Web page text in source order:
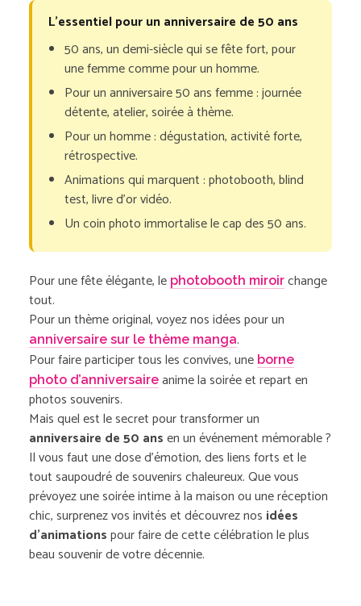
L’essentiel pour un anniversaire de 50 ans
50 ans, un demi-siècle qui se fête fort, pour
une femme comme pour un homme.
Pour un anniversaire 50 ans femme : journée
détente, atelier, soirée à thème.
Pour un homme : dégustation, activité forte,
rétrospective.
Animations qui marquent : photobooth, blind
test, livre d’or vidéo.
Un coin photo immortalise le cap des 50 ans.
Pour une fête élégante, le photobooth miroir change
tout.
Pour un thème original, voyez nos idées pour un
anniversaire sur le thème manga.
Pour faire participer tous les convives, une borne
photo d’anniversaire anime la soirée et repart en
photos souvenirs.
Mais quel est le secret pour transformer un
anniversaire de 50 ansen un événement mémorable ?
Il vous faut une dose d’émotion, des liens forts et le
tout saupoudré de souvenirs chaleureux. Que vous
prévoyez une soirée intime à la maison ou une réception
chic, surprenez vos invités et découvrez nos idées
d’animationspour faire de cette célébration le plus
beau souvenir de votre décennie.